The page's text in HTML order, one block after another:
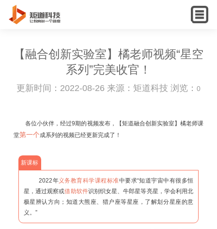
English
【融合创新实验室】橘老师视频“星空
系列”完美收官！
更新时间：2022-08-26 来源：矩道科技 浏览： 0
各位小伙伴，经过9期的视频发布，【矩道融合创新实验室】橘老师课
堂第一个成系列的视频已经更新完成了！
新课标
2022年义务教育科学课程标准中要求“知道宇宙中有很多恒
星，通过观察或借助软件识别织女星、牛郎星等亮星，学会利用北
极星辨认方向；知道大熊座、猎户座等星座，了解划分星座的意
义。”